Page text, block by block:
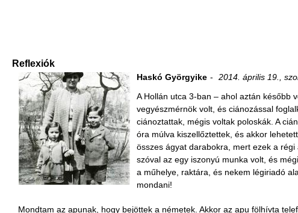
Reflexiók
Haskó Györgyike 2014. április 19.,
A Hollán utca 3-ban – ahol aztán később
vegyészmérnök volt, és ciánozással
ciánoztattak, mégis voltak poloskák. A
óra múlva kiszellőztettek, és akkor
összes ágyat darabokra, mert ezek a
szóval az egy iszonyú munka volt, és
a műhelye, raktára, és nekem légiriadó
mondani!
Mondtam az apunak, hogy bejöttek a németek. Akkor az apu fölhívta